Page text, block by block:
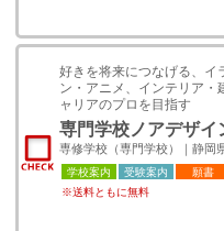
好きを将来につなげる、イ
ン・アニメ、インテリア・
ャリアのプロを目指す
専門学校ノアデザイ
専修学校（専門学校）｜静岡
学校案内 受験案内
願書
※送料ともに無料